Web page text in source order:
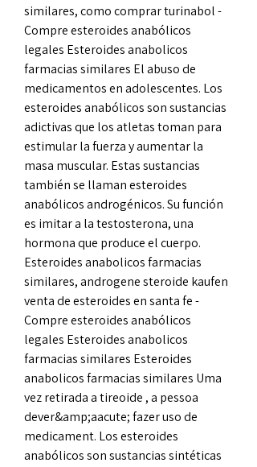
similares, como comprar turinabol -
Compre esteroides anabólicos
legales Esteroides anabolicos
farmacias similares El abuso de
medicamentos en adolescentes. Los
esteroides anabólicos son sustancias
adictivas que los atletas toman para
estimular la fuerza y aumentar la
masa muscular. Estas sustancias
también se llaman esteroides
anabólicos androgénicos. Su función
es imitar a la testosterona, una
hormona que produce el cuerpo.
Esteroides anabolicos farmacias
similares, androgene steroide kaufen
venta de esteroides en santa fe -
Compre esteroides anabólicos
legales Esteroides anabolicos
farmacias similares Esteroides
anabolicos farmacias similares Uma
vez retirada a tireoide , a pessoa
dever&amp;aacute; fazer uso de
medicament. Los esteroides
anabólicos son sustancias sintéticas